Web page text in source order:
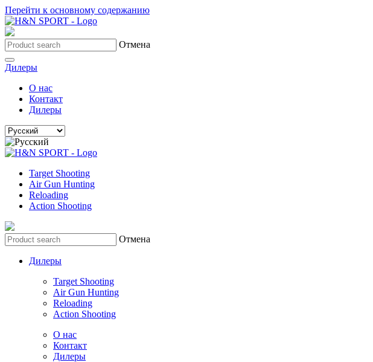
Перейти к основному содержанию
Отмена
Дилеры
О нас
Контакт
Дилеры
Target Shooting
Air Gun Hunting
Reloading
Action Shooting
Отмена
Дилеры
Target Shooting
Air Gun Hunting
Reloading
Action Shooting
О нас
Контакт
Дилеры